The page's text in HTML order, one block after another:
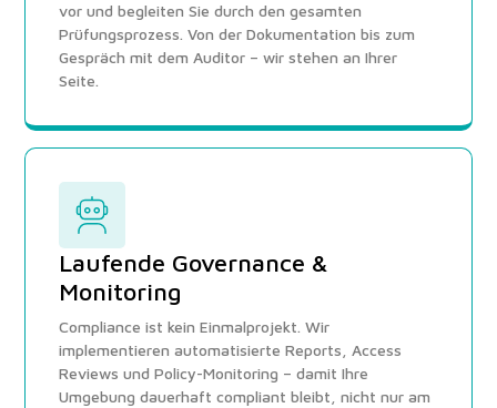
vor und begleiten Sie durch den gesamten
Prüfungsprozess. Von der Dokumentation bis zum
Gespräch mit dem Auditor – wir stehen an Ihrer
Seite.
Laufende Governance &
Monitoring
Compliance ist kein Einmalprojekt. Wir
implementieren automatisierte Reports, Access
Reviews und Policy-Monitoring – damit Ihre
Umgebung dauerhaft compliant bleibt, nicht nur am